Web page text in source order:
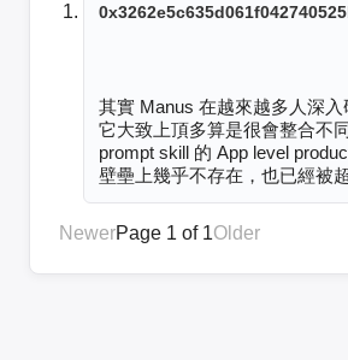
其實 Manus 在越來越多人深入
它大致上頂多算是很會整合不
prompt skill 的 App level
壁壘上幾乎不存在，也已經被
NewerPage 1 of 1Older